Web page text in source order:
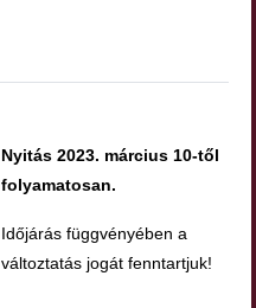
Nyitás 2023. március 10-től
folyamatosan.
Időjárás függvényében a
változtatás jogát fenntartjuk!